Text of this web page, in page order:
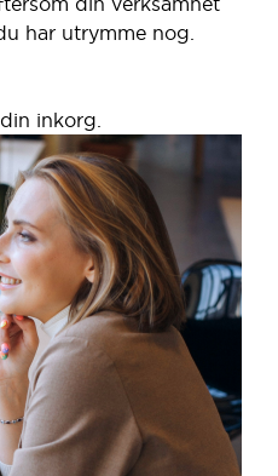
har utrymme nog.
inkorg.